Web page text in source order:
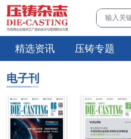
精选资讯 压铸专题
电子刊